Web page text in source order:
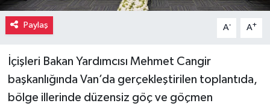
Paylaş A- A+
İçişleri Bakan Yardımcısı Mehmet Cangir
başkanlığında Van’da gerçekleştirilen toplantıda,
bölge illerinde düzensiz göç ve göçmen